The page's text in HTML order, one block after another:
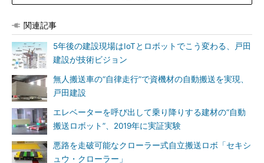
関連記事
5年後の建設現場はIoTとロボットでこう変わる、戸田
建設が技術ビジョン
無人搬送車の“自律走行”で資機材の自動搬送を実現、
戸田建設
エレベーターを呼び出して乗り降りする建材の“自動
搬送ロボット”、2019年に実証実験
悪路を走破可能なクローラー式自立搬送ロボ「セキシ
ュウ・クローラー」